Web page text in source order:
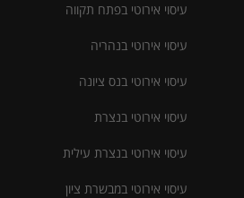
עיסוי אירוטי בפתח תקווה
עיסוי אירוטי בנהריה
עיסוי אירוטי בנס ציונה
עיסוי אירוטי בנצרת
עיסוי אירוטי בנצרת עילית
עיסוי אירוטי במבשרת ציון